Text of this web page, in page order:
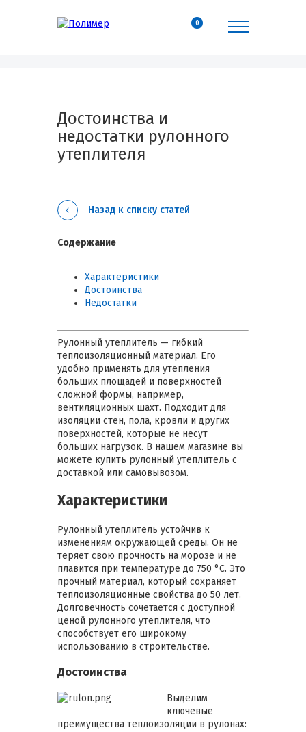
0
Достоинства и
недостатки рулонного
утеплителя
Назад к списку статей
Содержание
Характеристики
Достоинства
Недостатки
Рулонный утеплитель — гибкий
теплоизоляционный материал. Его
удобно применять для утепления
больших площадей и поверхностей
сложной формы, например,
вентиляционных шахт. Подходит для
изоляции стен, пола, кровли и других
поверхностей, которые не несут
больших нагрузок. В нашем магазине вы
можете купить рулонный утеплитель с
доставкой или самовывозом.
Характеристики
Рулонный утеплитель устойчив к
изменениям окружающей среды. Он не
теряет свою прочность на морозе и не
плавится при температуре до 750 °C. Это
прочный материал, который сохраняет
теплоизоляционные свойства до 50 лет.
Долговечность сочетается с доступной
ценой рулонного утеплителя, что
способствует его широкому
использованию в строительстве.
Достоинства
Выделим
ключевые
преимущества теплоизоляции в рулонах: